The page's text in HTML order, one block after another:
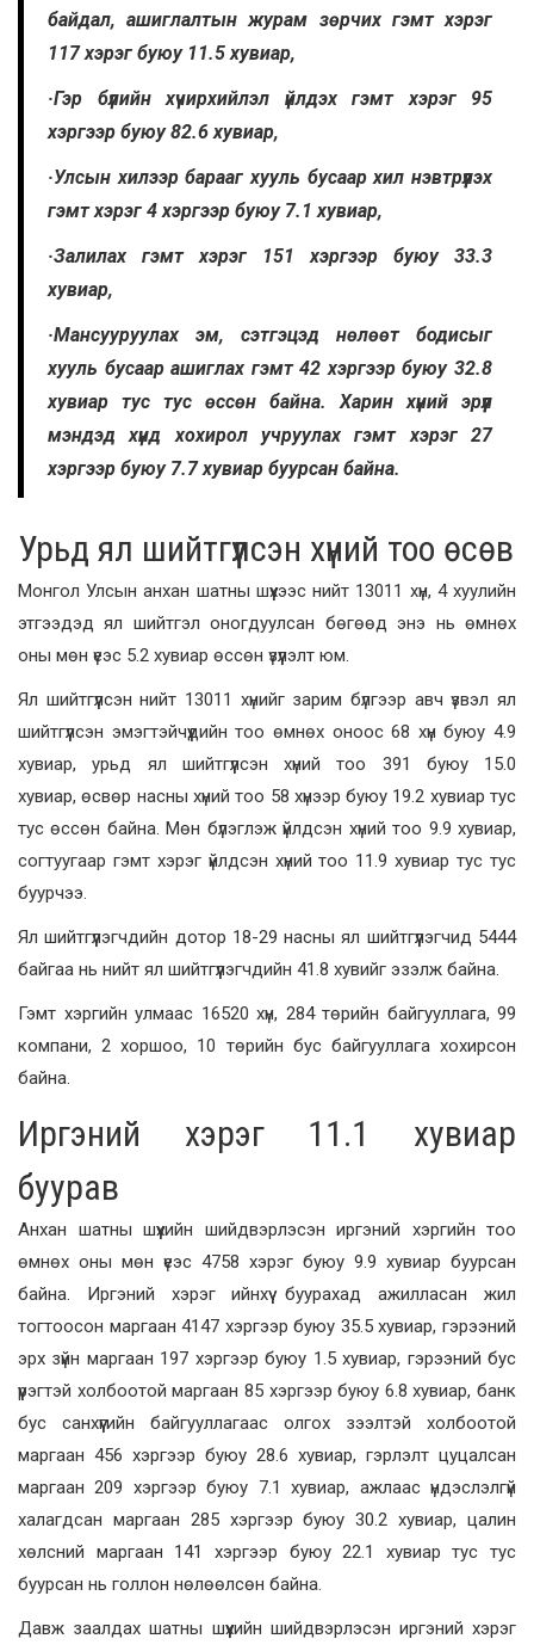
байдал, ашиглалтын журам зөрчих гэмт хэрэг
117 хэрэг буюу 11.5 хувиар,
·Гэр бүлийн хүчирхийлэл үйлдэх гэмт хэрэг 95
хэргээр буюу 82.6 хувиар,
·Улсын хилээр барааг хууль бусаар хил нэвтрүүлэх
гэмт хэрэг 4 хэргээр буюу 7.1 хувиар,
·Залилах гэмт хэрэг 151 хэргээр буюу 33.3
хувиар,
·Мансууруулах эм, сэтгэцэд нөлөөт бодисыг
хууль бусаар ашиглах гэмт 42 хэргээр буюу 32.8
хувиар тус тус өссөн байна. Харин хүний эрүүл
мэндэд хүнд хохирол учруулах гэмт хэрэг 27
хэргээр буюу 7.7 хувиар буурсан байна.
Урьд ял шийтгүүлсэн хүний тоо өсөв
Монгол Улсын анхан шатны шүүхээс нийт 13011 хүн, 4 хуулийн
этгээдэд ял шийтгэл оногдуулсан бөгөөд энэ нь өмнөх
оны мөн үеэс 5.2 хувиар өссөн үзүүлэлт юм.
Ял шийтгүүлсэн нийт 13011 хүнийг зарим бүлгээр авч үзвэл ял
шийтгүүлсэн эмэгтэйчүүдийн тоо өмнөх оноос 68 хүн буюу 4.9
хувиар, урьд ял шийтгүүлсэн хүний тоо 391 буюу 15.0
хувиар, өсвөр насны хүний тоо 58 хүнээр буюу 19.2 хувиар тус
тус өссөн байна. Мөн бүлэглэж үйлдсэн хүний тоо 9.9 хувиар,
согтуугаар гэмт хэрэг үйлдсэн хүний тоо 11.9 хувиар тус тус
буурчээ.
Ял шийтгүүлэгчдийн дотор 18-29 насны ял шийтгүүлэгчид 5444
байгаа нь нийт ял шийтгүүлэгчдийн 41.8 хувийг эзэлж байна.
Гэмт хэргийн улмаас 16520 хүн, 284 төрийн байгууллага, 99
компани, 2 хоршоо, 10 төрийн бус байгууллага хохирсон
байна.
Иргэний хэрэг 11.1 хувиар
буурав
Анхан шатны шүүхийн шийдвэрлэсэн иргэний хэргийн тоо
өмнөх оны мөн үеэс 4758 хэрэг буюу 9.9 хувиар буурсан
байна. Иргэний хэрэг ийнхүү буурахад ажилласан жил
тогтоосон маргаан 4147 хэргээр буюу 35.5 хувиар, гэрээний
эрх зүйн маргаан 197 хэргээр буюу 1.5 хувиар, гэрээний бус
үүрэгтэй холбоотой маргаан 85 хэргээр буюу 6.8 хувиар, банк
бус санхүүгийн байгууллагаас олгох зээлтэй холбоотой
маргаан 456 хэргээр буюу 28.6 хувиар, гэрлэлт цуцалсан
маргаан 209 хэргээр буюу 7.1 хувиар, ажлаас үндэслэлгүй
халагдсан маргаан 285 хэргээр буюу 30.2 хувиар, цалин
хөлсний маргаан 141 хэргээр буюу 22.1 хувиар тус тус
буурсан нь голлон нөлөөлсөн байна.
Давж заалдах шатны шүүхийн шийдвэрлэсэн иргэний хэрэг